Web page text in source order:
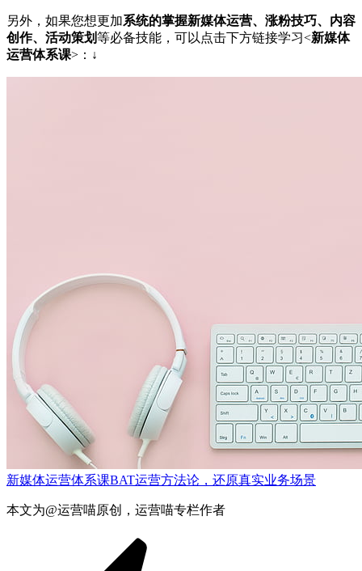
另外，如果您想更加系统的掌握新媒体运营、涨粉技巧、内容
创作、活动策划等必备技能，可以点击下方链接学习<新媒体
运营体系课>：↓
新媒体运营体系课BAT运营方法论，还原真实业务场景
本文为@运营喵原创，运营喵专栏作者